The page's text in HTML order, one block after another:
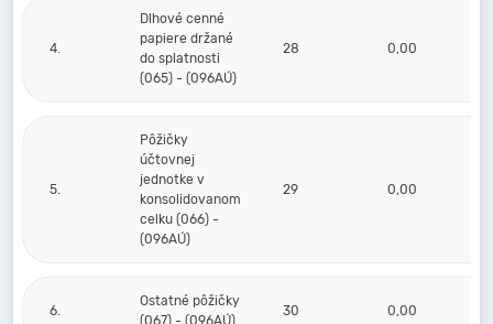
4.
Dlhové cenné
papiere držané
do splatnosti
(065) - (096AÚ)
28 0,00
5.
Pôžičky
účtovnej
jednotke v
konsolidovanom
celku (066) -
(096AÚ)
29 0,00
6.
Ostatné pôžičky
(067) - (096AÚ)
30 0,00